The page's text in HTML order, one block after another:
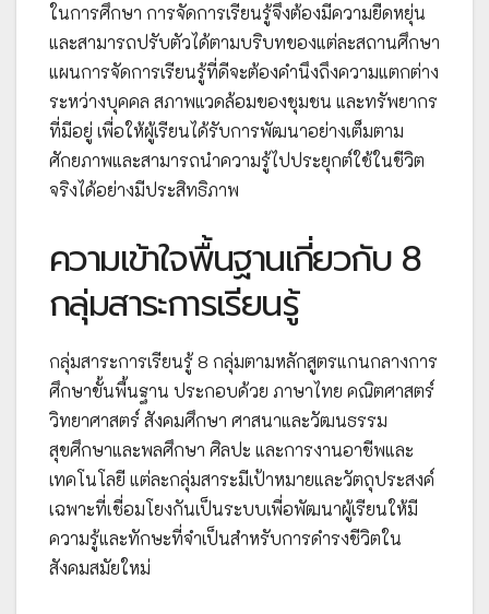
ในการศึกษา การจัดการเรียนรู้จึงต้องมีความยืดหยุ่น
และสามารถปรับตัวได้ตามบริบทของแต่ละสถานศึกษา
แผนการจัดการเรียนรู้ที่ดีจะต้องคำนึงถึงความแตกต่าง
ระหว่างบุคคล สภาพแวดล้อมของชุมชน และทรัพยากร
ที่มีอยู่ เพื่อให้ผู้เรียนได้รับการพัฒนาอย่างเต็มตาม
ศักยภาพและสามารถนำความรู้ไปประยุกต์ใช้ในชีวิต
จริงได้อย่างมีประสิทธิภาพ
ความเข้าใจพื้นฐานเกี่ยวกับ 8
กลุ่มสาระการเรียนรู้
กลุ่มสาระการเรียนรู้ 8 กลุ่มตามหลักสูตรแกนกลางการ
ศึกษาขั้นพื้นฐาน ประกอบด้วย ภาษาไทย คณิตศาสตร์
วิทยาศาสตร์ สังคมศึกษา ศาสนาและวัฒนธรรม
สุขศึกษาและพลศึกษา ศิลปะ และการงานอาชีพและ
เทคโนโลยี แต่ละกลุ่มสาระมีเป้าหมายและวัตถุประสงค์
เฉพาะที่เชื่อมโยงกันเป็นระบบเพื่อพัฒนาผู้เรียนให้มี
ความรู้และทักษะที่จำเป็นสำหรับการดำรงชีวิตใน
สังคมสมัยใหม่